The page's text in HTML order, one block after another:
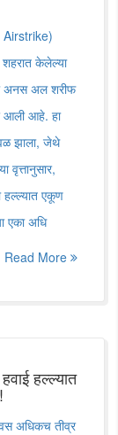
शहरात केलेल्या
अनस अल शरीफ
आली आहे. हा
झाला, जेथे
वृत्तानुसार,
हल्ल्यात एकूण
एका अधि
Read More
हल्ल्यात
अधिकच तीव्र